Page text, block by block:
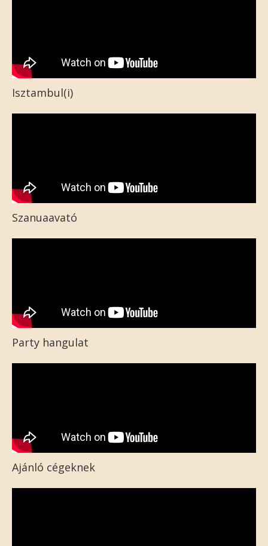
Isztambul(i)
Szanuaavató
Party hangulat
Ajánló cégeknek